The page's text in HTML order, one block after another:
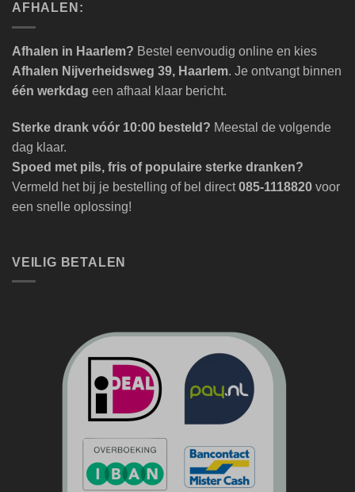
AFHALEN:
Afhalen in Haarlem? Bestel eenvoudig online en kies
Afhalen Nijverheidsweg 39, Haarlem. Je ontvangt binnen
één werkdag een afhaal klaar bericht.
Sterke drank vóór 10:00 besteld? Meestal de volgende
dag klaar.
Spoed met pils, fris of populaire sterke dranken?
Vermeld het bij je bestelling of bel direct085-1118820 voor
een snelle oplossing!
VEILIG BETALEN